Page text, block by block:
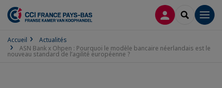
CONNEXION
Accueil
Actualités
ASN Bank x Ohpen : Pourquoi le modèle bancaire néerlandais est le
nouveau standard de l’agilité européenne ?